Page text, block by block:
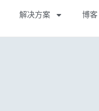
解决方案 博客